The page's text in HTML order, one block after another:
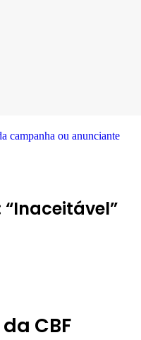
CBF